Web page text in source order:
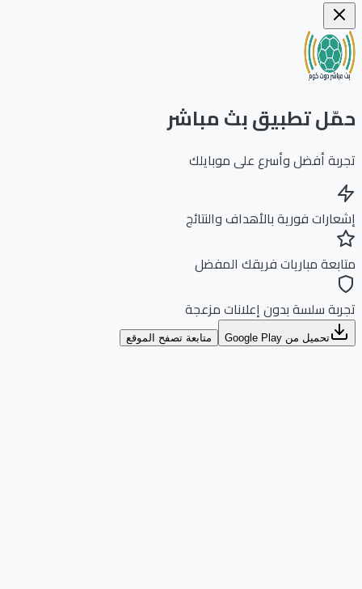
تطبيق بث مباشر
أفضل وأسرع على موبايلك
فورية بالأهداف والنتائج
مباريات فريقك المفضل
سلسة بدون إعلانات مزعجة
تحميل من Google Play متابعة تصفح الموقع